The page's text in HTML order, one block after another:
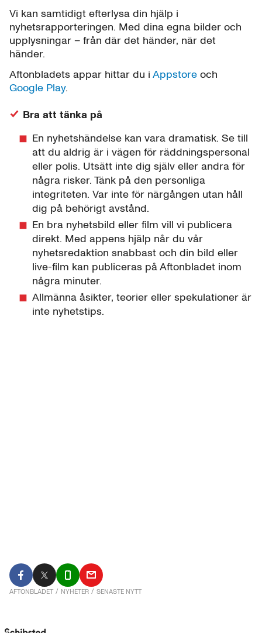
Vi kan samtidigt efterlysa din hjälp i
nyhetsrapporteringen. Med dina egna bilder och
upplysningar – från där det händer, när det
händer.
Aftonbladets appar hittar du i Appstore och
Google Play.
Bra att tänka på
En nyhetshändelse kan vara dramatisk. Se till
att du aldrig är i vägen för räddningspersonal
eller polis. Utsätt inte dig själv eller andra för
några risker. Tänk på den personliga
integriteten. Var inte för närgången utan håll
dig på behörigt avstånd.
En bra nyhetsbild eller film vill vi publicera
direkt. Med appens hjälp når du vår
nyhetsredaktion snabbast och din bild eller
live-film kan publiceras på Aftonbladet inom
några minuter.
Allmänna åsikter, teorier eller spekulationer är
inte nyhetstips.
AFTONBLADET / NYHETER / SENASTE NYTT